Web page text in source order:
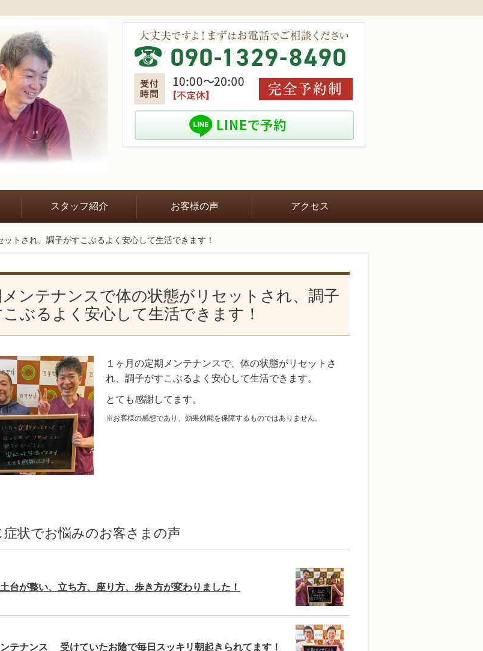
スタッフ紹介 お客様の声 アクセス
トされ、調子がすこぶるよく安心して生活できます！
メンテナンスで体の状態がリセットされ、調子
ぶるよく安心して生活できます！
１ヶ月の定期メンテナンスで、体の状態がリセットさ
れ、調子がすこぶるよく安心して生活できます。
とても感謝してます。
※お客様の感想であり、効果効能を保障するものではありません。
症状でお悩みのお客さまの声
台が整い、立ち方、座り方、歩き方が変わりました！
テナンス 受けていたお陰で毎日スッキリ朝起きられてます！